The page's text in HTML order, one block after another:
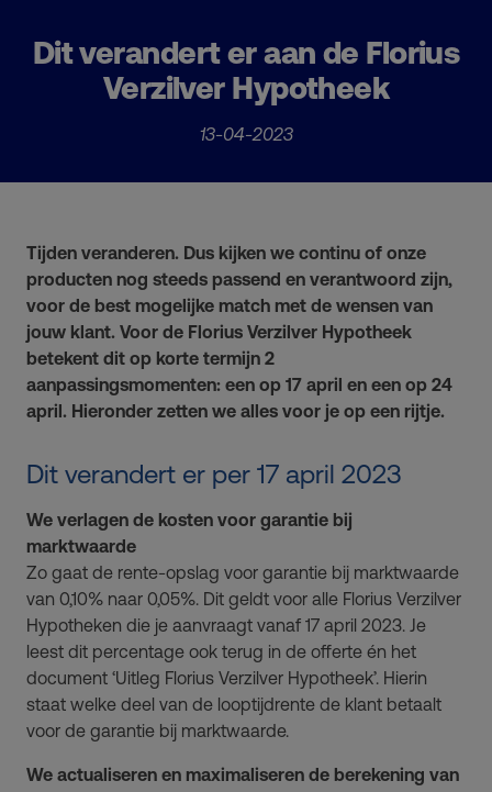
Dit verandert er aan de Florius
Verzilver Hypotheek
13-04-2023
Tijden veranderen. Dus kijken we continu of onze
producten nog steeds passend en verantwoord zijn,
voor de best mogelijke match met de wensen van
jouw klant. Voor de Florius Verzilver Hypotheek
betekent dit op korte termijn 2
aanpassingsmomenten: een op 17 april en een op 24
april. Hieronder zetten we alles voor je op een rijtje.
Dit verandert er per 17 april 2023
We verlagen de kosten voor garantie bij
marktwaarde
Zo gaat de rente-opslag voor garantie bij marktwaarde
van 0,10% naar 0,05%. Dit geldt voor alle Florius Verzilver
Hypotheken die je aanvraagt vanaf 17 april 2023. Je
leest dit percentage ook terug in de offerte én het
document ‘Uitleg Florius Verzilver Hypotheek’. Hierin
staat welke deel van de looptijdrente de klant betaalt
voor de garantie bij marktwaarde.
We actualiseren en maximaliseren de berekening van